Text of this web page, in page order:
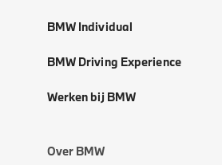
BMW Individual
BMW Driving Experience
Werken bij BMW
Over BMW